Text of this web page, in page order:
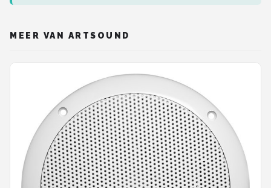
MEER VAN ARTSOUND